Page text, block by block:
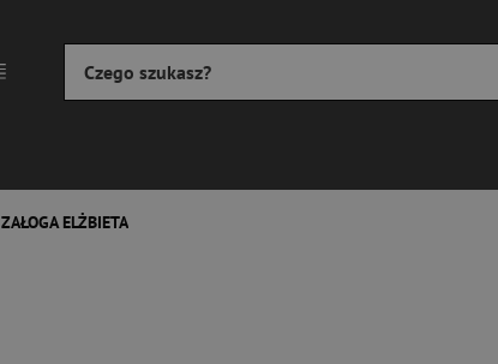
ZAŁOGA ELŻBIETA